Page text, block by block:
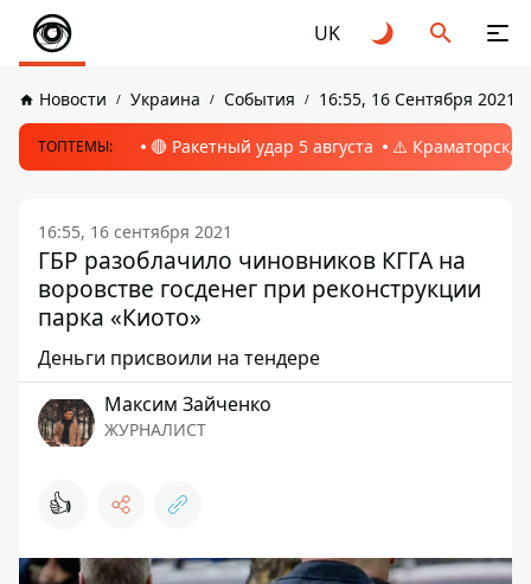
UK
Новости Украина События 16:55, 16 Сентября 2021
ТОПТЕМЫ: 🔴 Ракетный удар 5 августа ⚠️ Краматорск,
16:55, 16 сентября 2021
ГБР разоблачило чиновников КГГА на
воровстве госденег при реконструкции
парка «Киото»
Деньги присвоили на тендере
Максим Зайченко
ЖУРНАЛИСТ
👍